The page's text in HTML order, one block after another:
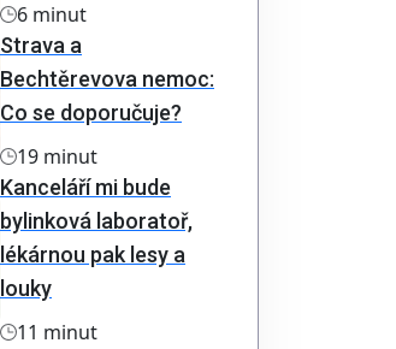
6 minut
Strava a
Bechtěrevova nemoc:
Co se doporučuje?
19 minut
Kanceláří mi bude
bylinková laboratoř,
lékárnou pak lesy a
louky
11 minut